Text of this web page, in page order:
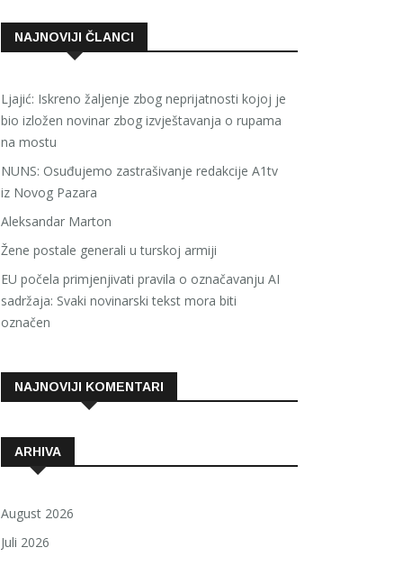
NAJNOVIJI ČLANCI
Ljajić: Iskreno žaljenje zbog neprijatnosti kojoj je
bio izložen novinar zbog izvještavanja o rupama
na mostu
NUNS: Osuđujemo zastrašivanje redakcije A1tv
iz Novog Pazara
Aleksandar Marton
Žene postale generali u turskoj armiji
EU počela primjenjivati pravila o označavanju AI
sadržaja: Svaki novinarski tekst mora biti
označen
NAJNOVIJI KOMENTARI
ARHIVA
August 2026
Juli 2026